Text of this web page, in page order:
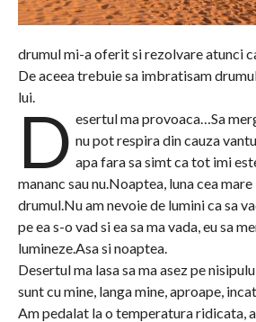
drumul mi-a oferit si rezolvare atunci
De aceea trebuie sa imbratisam
lui.
D esertul ma provoaca…Sa
nu pot respira din cauza
apa fara sa simt ca tot imi
mananc sau nu.Noaptea, luna cea
drumul.Nu am nevoie de lumini ca sa
pe ea s-o vad si ea sa ma vada, eu sa
lumineze.Asa si noaptea.
Desertul ma lasa sa ma asez pe
sunt cu mine, langa mine, aproape,
Am pedalat la o temperatura ridicata,